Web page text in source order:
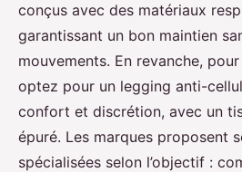
conçus avec des matériaux
garantissant un bon maintien
mouvements. En revanche,
optez pour un legging anti-
confort et discrétion, avec un
épuré. Les marques proposent
spécialisées selon l’objectif :